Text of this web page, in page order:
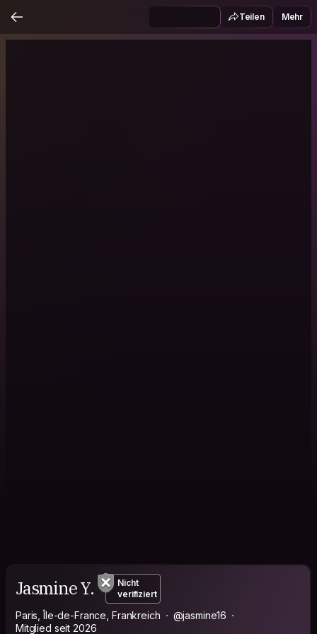
Teilen Mehr
Jasmine Y.
Nicht
verifiziert
Paris, Île-de-France, Frankreich
@jasmine16
Mitglied seit 2026